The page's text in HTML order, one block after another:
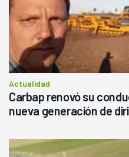
Actualidad
Carbap renovó su
nueva generación de